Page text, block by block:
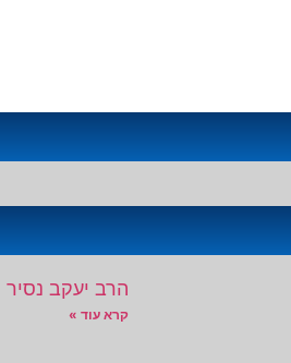
הרב יעקב נסיר
קרא עוד »